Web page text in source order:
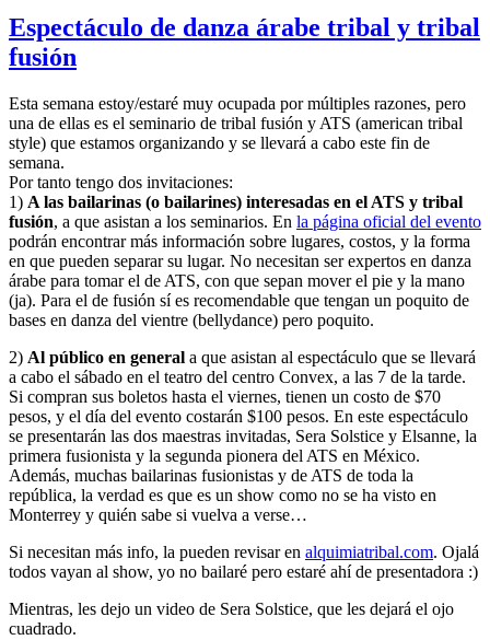
Espectáculo de danza árabe tribal y tribal
fusión
Esta semana estoy/estaré muy ocupada por múltiples razones, pero
una de ellas es el seminario de tribal fusión y ATS (american tribal
style) que estamos organizando y se llevará a cabo este fin de
semana.
Por tanto tengo dos invitaciones:
1) A las bailarinas (o bailarines) interesadas en el ATS y tribal
fusión, a que asistan a los seminarios. En la página oficial del evento
podrán encontrar más información sobre lugares, costos, y la forma
en que pueden separar su lugar. No necesitan ser expertos en danza
árabe para tomar el de ATS, con que sepan mover el pie y la mano
(ja). Para el de fusión sí es recomendable que tengan un poquito de
bases en danza del vientre (bellydance) pero poquito.
2) Al público en general a que asistan al espectáculo que se llevará
a cabo el sábado en el teatro del centro Convex, a las 7 de la tarde.
Si compran sus boletos hasta el viernes, tienen un costo de $70
pesos, y el día del evento costarán $100 pesos. En este espectáculo
se presentarán las dos maestras invitadas, Sera Solstice y Elsanne, la
primera fusionista y la segunda pionera del ATS en México.
Además, muchas bailarinas fusionistas y de ATS de toda la
república, la verdad es que es un show como no se ha visto en
Monterrey y quién sabe si vuelva a verse…
Si necesitan más info, la pueden revisar en alquimiatribal.com. Ojalá
todos vayan al show, yo no bailaré pero estaré ahí de presentadora :)
Mientras, les dejo un video de Sera Solstice, que les dejará el ojo
cuadrado.